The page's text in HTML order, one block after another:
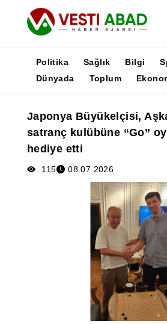
Yayınlar
Medya
Poster
Politika Sağlık Bilgi
Dünyada
Toplum
Japonya Büyükelçisi,
satranç kulübüne “Go”
hediye etti
115 08.07.2026